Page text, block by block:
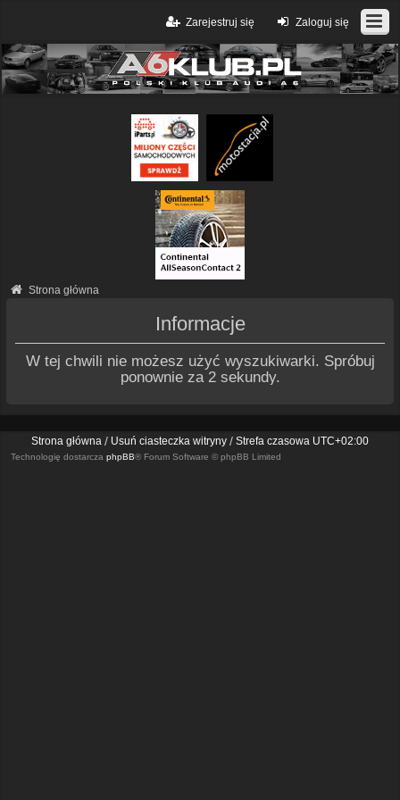
Zaloguj się
Zarejestruj się
Strona główna
Informacje
W tej chwili nie możesz użyć wyszukiwarki. Spróbuj
ponownie za 2 sekundy.
Strona główna Usuń ciasteczka witryny Strefa czasowa UTC+02:00
Technologię dostarcza phpBB® Forum Software © phpBB Limited